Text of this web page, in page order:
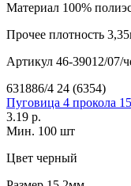
Материал 100%
Прочее плотность
Артикул 46-39012/07/
631886/4 24 (6354)
Пуговица 4 прокола
3.19 р.
Мин. 100 шт
Цвет черный